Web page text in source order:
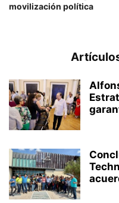
movilización política